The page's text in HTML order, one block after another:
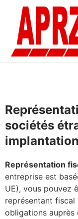
sociétés
Représentation
entreprise est
UE), vous pouvez
représentant
obligations auprès